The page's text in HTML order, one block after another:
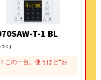
T-1 BL
く)
この一台。使うほど“お